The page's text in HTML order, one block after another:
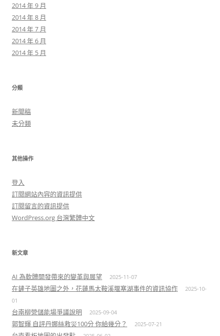
2014 年 9 月
2014 年 8 月
2014 年 7 月
2014 年 6 月
2014 年 5 月
分類
新聞稿
未分類
其他操作
登入
訂閱網站內容的資訊提供
訂閱留言的資訊提供
WordPress.org 台灣繁體中文
新文章
AI 為軟體開發帶來的變革與展望 2025-11-07
在鏟子英雄地圖之外，花蓮馬太鞍溪堰塞湖事件的資訊協作
2025-10-
01
台南柳營儲能場爭議說明 2025-09-04
郭智輝 自評丹娜絲救災100分 你給幾分？ 2025-07-21